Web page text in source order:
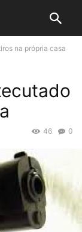
na própria casa
0
46